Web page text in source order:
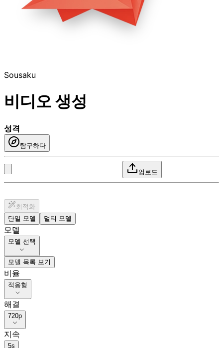
Sousaku
비디오 생성
성격
탐구하다
업로드
최적화
단일 모델
멀티 모델
모델
모델 선택
모델 목록 보기
비율
적응형
해결
720p
지속
5s